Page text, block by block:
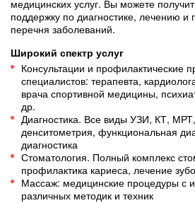
медицинских услуг. Вы можете
поддержку по диагностике, лечению и
перечня заболеваний.
Широкий спектр услуг
Консультации и профилактические
специалистов: терапевта,
врача спортивной медицины,
др.
Диагностика. Все виды УЗИ, КТ,
денситометрия, функциональная
диагностика
Стоматология. Полный комплекс
профилактика кариеса, лечение
Массаж: медицинские процедуры с
различных методик и техник